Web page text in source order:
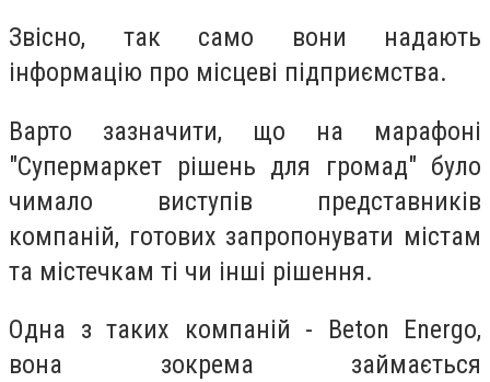
Звісно, так само вони надають
інформацію про місцеві підприємства.
Варто зазначити, що на марафоні
"Супермаркет рішень для громад" було
чимало виступів представників
компаній, готових запропонувати містам
та містечкам ті чи інші рішення.
Одна з таких компаній - Beton Energo,
вона зокрема займається